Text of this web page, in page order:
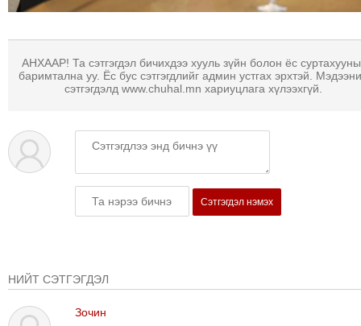
АНХААР! Та сэтгэгдэл бичихдээ хууль зүйн болон ёс
баримтална уу. Ёс бус сэтгэгдлийг админ устгах эрхтэй.
сэтгэгдэлд www.chuhal.mn хариуцлага хүлээхгүй.
Сэтгэгдэл нэмэх
НИЙТ СЭТГЭГДЭЛ
Зочин